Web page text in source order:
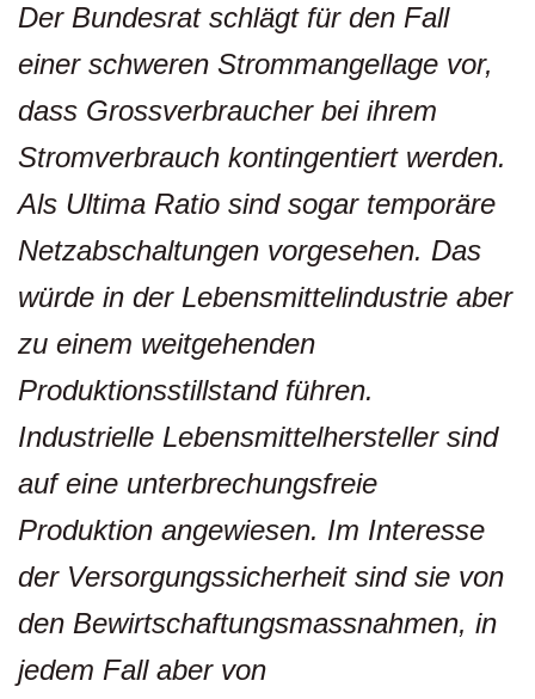
Der Bundesrat schlägt für den Fall
einer schweren Strommangellage vor,
dass Grossverbraucher bei ihrem
Stromverbrauch kontingentiert werden.
Als Ultima Ratio sind sogar temporäre
Netzabschaltungen vorgesehen. Das
würde in der Lebensmittelindustrie aber
zu einem weitgehenden
Produktionsstillstand führen.
Industrielle Lebensmittelhersteller sind
auf eine unterbrechungsfreie
Produktion angewiesen. Im Interesse
der Versorgungssicherheit sind sie von
den Bewirtschaftungsmassnahmen, in
jedem Fall aber von